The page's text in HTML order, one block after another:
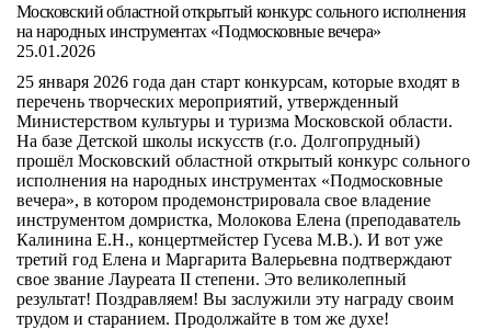
Московский областной открытый конкурс сольного исполнения
на народных инструментах «Подмосковные вечера»
25.01.2026
25 января 2026 года дан старт конкурсам, которые входят в
перечень творческих мероприятий, утвержденный
Министерством культуры и туризма Московской области.
На базе Детской школы искусств (г.о. Долгопрудный)
прошёл Московский областной открытый конкурс сольного
исполнения на народных инструментах «Подмосковные
вечера», в котором продемонстрировала свое владение
инструментом домристка, Молокова Елена (преподаватель
Калинина Е.Н., концертмейстер Гусева М.В.). И вот уже
третий год Елена и Маргарита Валерьевна подтверждают
свое звание Лауреата II степени. Это великолепный
результат! Поздравляем! Вы заслужили эту награду своим
трудом и старанием. Продолжайте в том же духе!